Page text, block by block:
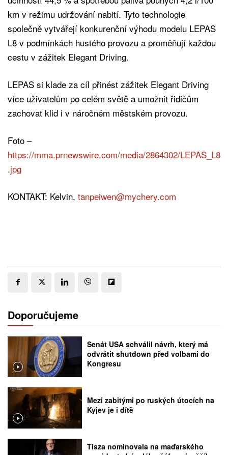
km v režimu udržování nabití. Tyto technologie
společně vytvářejí konkurenční výhodu modelu LEPAS
L8 v podmínkách hustého provozu a proměňují každou
cestu v zážitek Elegant Driving.
LEPAS si klade za cíl přinést zážitek Elegant Driving
více uživatelům po celém světě a umožnit řidičům
zachovat klid i v náročném městském provozu.
Foto –
https://mma.prnewswire.com/media/2864302/LEPAS_L8
.jpg
KONTAKT: Kelvin, tanpeiwen@mychery.com
Doporučujeme
Senát USA schválil návrh, který má
odvrátit shutdown před volbami do
Kongresu
Mezi zabitými po ruských útocích na
Kyjev je i dítě
Tisza nominovala na maďarského